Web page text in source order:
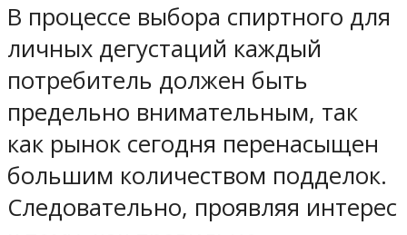
В процессе выбора спиртного для
личных дегустаций каждый
потребитель должен быть
предельно внимательным, так
как рынок сегодня перенасыщен
большим количеством подделок.
Следовательно, проявляя интерес